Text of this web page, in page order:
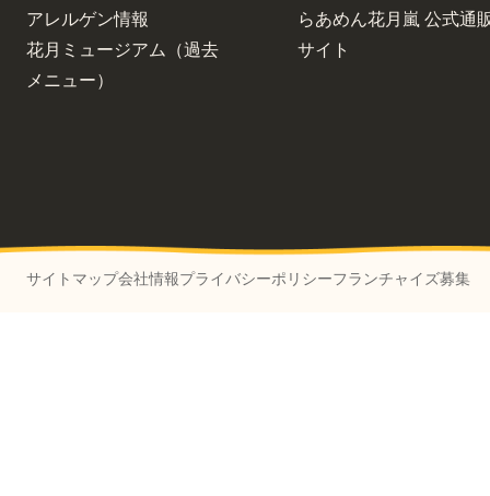
アレルゲン情報
花月ミュージアム（過去
メニュー）
らあめん花月嵐 公式通
サイト
サイトマップ会社情報プライバシーポリシーフランチャイズ募集